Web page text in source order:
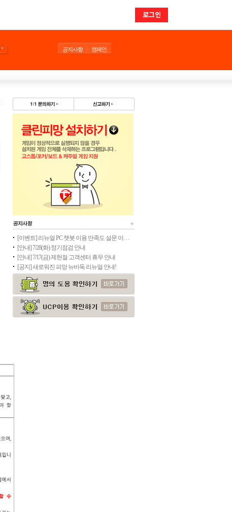
로그인
공지사항 캠페인
[이벤트] 리뉴얼 PC 챗봇 이용 만족도 설문 이벤트(종료)
[안내] 7/28(화) 정기점검 안내
[안내] 7/17(금) 제헌절 고객센터 휴무 안내
[공지] 새로워진 피망 뉴바둑 리뉴얼 안내!